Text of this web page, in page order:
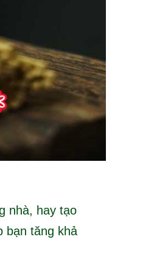
nhà, hay tạo
bạn tăng khả